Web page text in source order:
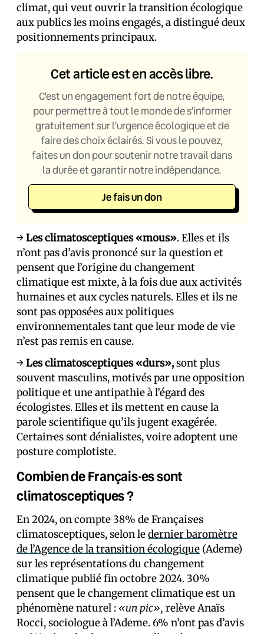
climat, qui veut ouvrir la transition écologique
aux publics les moins engagés, a distingué deux
positionnements principaux.
Cet article est en accès libre.
C’est un engagement fort de notre équipe,
pour permettre à tout le monde de s’informer
gratuitement sur l’urgence écologique et de
faire des choix éclairés. Si vous le pouvez,
faites un don pour soutenir notre travail dans
la durée et garantir notre indépendance.
Je fais un don
→Les climatosceptiques «mous». Elles et ils
n’ont pas d’avis prononcé sur la question et
pensent que l’origine du changement
climatique est mixte, à la fois due aux activités
humaines et aux cycles naturels. Elles et ils ne
sont pas opposé·es aux politiques
environnementales tant que leur mode de vie
n’est pas remis en cause.
→Les climatosceptiques «durs»,sont plus
souvent masculins, motivés par une opposition
politique et une antipathie à l’égard des
écologistes. Elles et ils mettent en cause la
parole scientifique qu’ils jugent exagérée.
Certain·es sont dénialistes, voire adoptent une
posture complotiste.
Combien de Français·es sont
climatosceptiques ?
En 2024, on compte 38% de Français·es
climatosceptiques, selon ledernier baromètre
de l’Agence de la transition écologique (Ademe)
sur les représentations du changement
climatique publié fin octobre 2024. 30%
pensent que le changement climatique est un
phénomène naturel : «un pic», relève Anaïs
Rocci, sociologue à l’Ademe. 6% n’ont pas d’avis